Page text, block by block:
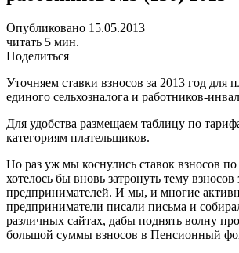
Опубликовано 15.05.2013
читать 5 мин.
Поделиться
Уточняем ставки взносов за 2013 год для
единого сельхозналога и работников-
Для удобства размещаем таблицу по
категориям плательщиков.
Но раз уж мы коснулись ставок взносов
хотелось бы вновь затронуть тему взносов
предпринимателей. И мы, и многие
предприниматели писали письма и
различных сайтах, дабы поднять волну
большой суммы взносов в Пенсионный